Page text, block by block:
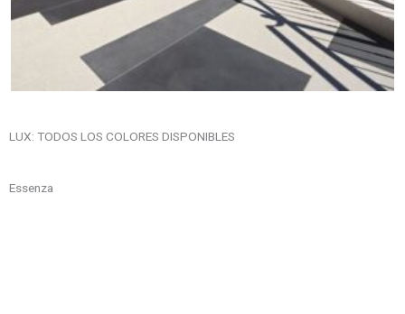
LUX: TODOS LOS COLORES DISPONIBLES
Essenza